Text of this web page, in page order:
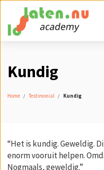
Kundig
Home Testimonial Kundig
“Het is kundig. Geweldig.
enorm vooruit helpen.
Nogmaals, geweldig.”